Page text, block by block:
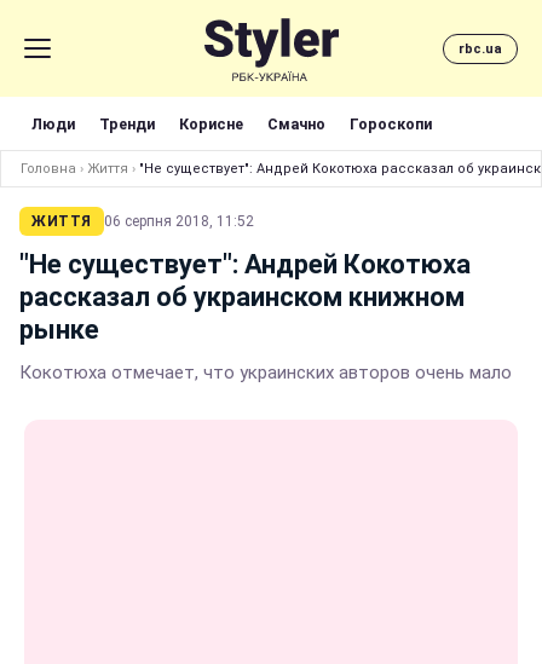
rbc.ua
Люди Тренди Корисне Смачно Гороскопи
Головна › Життя › "Не существует": Андрей Кокотюха рассказал об
ЖИТТЯ 06 серпня 2018, 11:52
"Не существует": Андрей Кокотюха
рассказал об украинском книжном
рынке
Кокотюха отмечает, что украинских авторов очень мало